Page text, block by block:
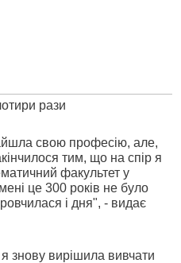
рази
свою професію, але,
тим, що на спір я
факультет у
це 300 років не було
і дня", - видає
знову вирішила вивчати